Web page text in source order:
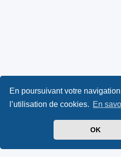
En poursuivant votre
l’utilisation de cookies. En
OK